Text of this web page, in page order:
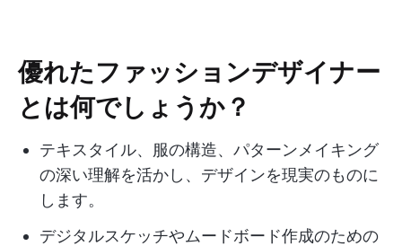
優れたファッションデザイナー
とは何でしょうか？
テキスタイル、服の構造、パターンメイキング
の深い理解を活かし、デザインを現実のものに
します。
デジタルスケッチやムードボード作成のための